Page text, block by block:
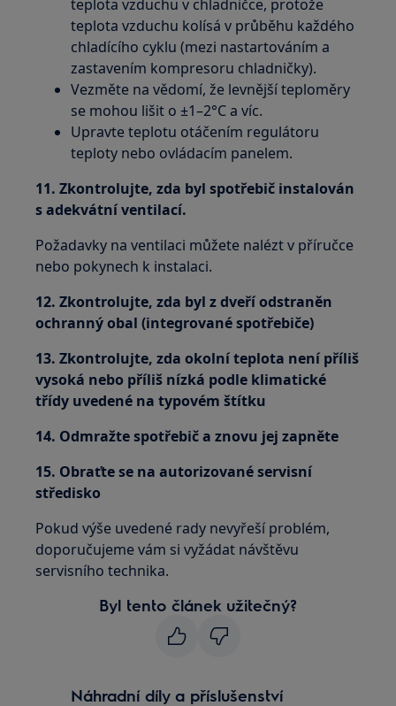
teplota vzduchu v chladničce, protože
teplota vzduchu kolísá v průběhu každého
chladícího cyklu (mezi nastartováním a
zastavením kompresoru chladničky).
Vezměte na vědomí, že levnější teploměry
se mohou lišit o ±1–2°C a víc.
Upravte teplotu otáčením regulátoru
teploty nebo ovládacím panelem.
11. Zkontrolujte, zda byl spotřebič instalován
s adekvátní ventilací.
Požadavky na ventilaci můžete nalézt v příručce
nebo pokynech k instalaci.
12. Zkontrolujte, zda byl z dveří odstraněn
ochranný obal (integrované spotřebiče)
13. Zkontrolujte, zda okolní teplota není příliš
vysoká nebo příliš nízká podle klimatické
třídy uvedené na typovém štítku
14. Odmražte spotřebič a znovu jej zapněte
15. Obraťte se na autorizované servisní
středisko
Pokud výše uvedené rady nevyřeší problém,
doporučujeme vám si vyžádat návštěvu
servisního technika.
Byl tento článek užitečný?
Náhradní díly a příslušenství